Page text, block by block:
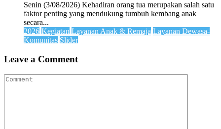
Senin (3/08/2026) Kehadiran orang tua merupakan salah satu
faktor penting yang mendukung tumbuh kembang anak
secara...
2026 Kegiatan Layanan Anak & Remaja Layanan Dewasa-
Komunitas Slider
Leave a Comment